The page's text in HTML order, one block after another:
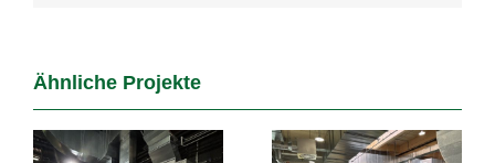
Ähnliche Projekte